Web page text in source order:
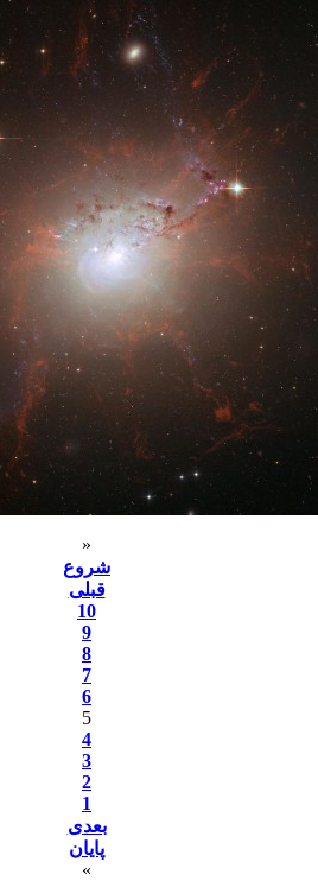
«
شروع
قبلی
10
9
8
7
6
5
4
3
2
1
بعدی
پایان
»